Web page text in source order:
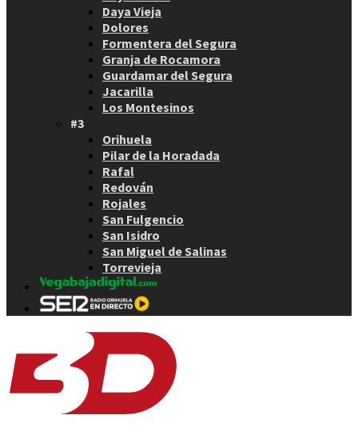
Daya Vieja
Dolores
Formentera del Segura
Granja de Rocamora
Guardamar del Segura
Jacarilla
Los Montesinos
#3
Orihuela
Pilar de la Horadada
Rafal
Redován
Rojales
San Fulgencio
San Isidro
San Miguel de Salinas
Torrevieja